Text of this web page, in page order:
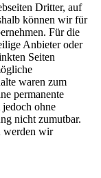
Dritter, auf
können wir für
Für die
Anbieter oder
Seiten
waren zum
permanente
ohne
nicht zumutbar.
werden wir